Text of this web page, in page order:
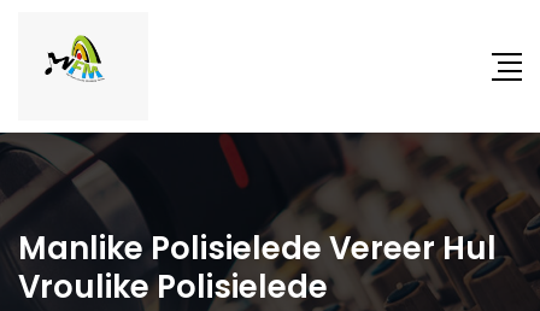
Manlike Polisielede Vereer Hul
Vroulike Polisielede